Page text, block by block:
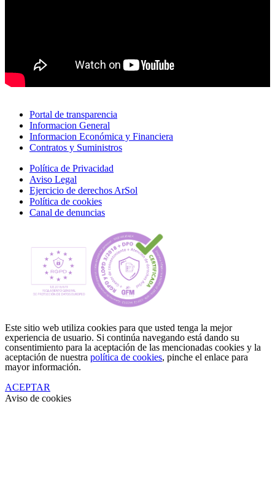
Portal de transparencia
Informacion General
Informacion Económica y Financiera
Contratos y Suministros
Política de Privacidad
Aviso Legal
Ejercicio de derechos ArSol
Política de cookies
Canal de denuncias
Este sitio web utiliza cookies para que usted tenga la mejor
experiencia de usuario. Si continúa navegando está dando su
consentimiento para la aceptación de las mencionadas cookies y la
aceptación de nuestra política de cookies, pinche el enlace para
mayor información.
ACEPTAR
Aviso de cookies